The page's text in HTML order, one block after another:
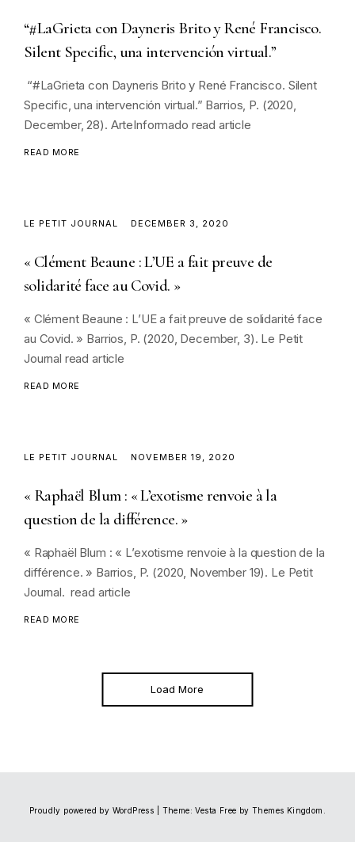
“#LaGrieta con Dayneris Brito y René Francisco.
Silent Specific, una intervención virtual.”
“#LaGrieta con Dayneris Brito y René Francisco. Silent
Specific, una intervención virtual.” Barrios, P. (2020,
December, 28). ArteInformado read article
READ MORE
LE PETIT JOURNAL DECEMBER 3, 2020
« Clément Beaune : L’UE a fait preuve de
solidarité face au Covid. »
« Clément Beaune : L’UE a fait preuve de solidarité face
au Covid. » Barrios, P. (2020, December, 3). Le Petit
Journal read article
READ MORE
LE PETIT JOURNAL NOVEMBER 19, 2020
« Raphaël Blum : « L’exotisme renvoie à la
question de la différence. »
« Raphaël Blum : « L’exotisme renvoie à la question de la
différence. » Barrios, P. (2020, November 19). Le Petit
Journal. read article
READ MORE
Load More
Proudly powered by WordPress Theme: Vesta Free by Themes Kingdom